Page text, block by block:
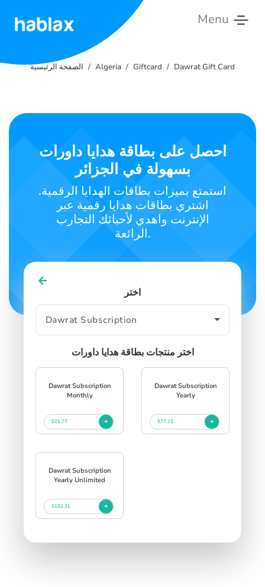
Menu
اتصل
الصفحة الرئيسية Algeria Giftcard Dawrat Gift Card
احصل على بطاقة هدايا داورات
بسهولة في الجزائر
استمتع بميزات بطاقات الهدايا الرقمية.
اشتري بطاقات هدايا رقمية عبر
الإنترنت واهدي لأحبائك التجارب
الرائعة.
اختر
اختر منتجات بطاقة هدايا داورات
Dawrat Subscription
Monthly
$21.77
Dawrat Subscription
Yearly
$77.73
Dawrat Subscription
Yearly Unlimited
$152.31